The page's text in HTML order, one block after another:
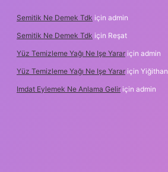
Semitik Ne Demek Tdk için admin
Semitik Ne Demek Tdk için Reşat
Yüz Temizleme Yağı Ne Işe Yarar için admin
Yüz Temizleme Yağı Ne Işe Yarar için Yiğithan
Imdat Eylemek Ne Anlama Gelir için admin